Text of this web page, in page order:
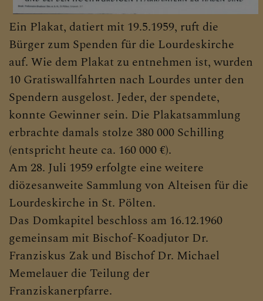
Ein Plakat, datiert mit 19.5.1959, ruft die
Bürger zum Spenden für die Lourdeskirche
auf. Wie dem Plakat zu entnehmen ist, wurden
10 Gratiswallfahrten nach Lourdes unter den
Spendern ausgelost. Jeder, der spendete,
konnte Gewinner sein. Die Plakatsammlung
erbrachte damals stolze 380 000 Schilling
(entspricht heute ca. 160 000 €).
Am 28. Juli 1959 erfolgte eine weitere
diözesanweite Sammlung von Alteisen für die
Lourdeskirche in St. Pölten.
Das Domkapitel beschloss am 16.12.1960
gemeinsam mit Bischof-Koadjutor Dr.
Franziskus Zak und Bischof Dr. Michael
Memelauer die Teilung der
Franziskanerpfarre.